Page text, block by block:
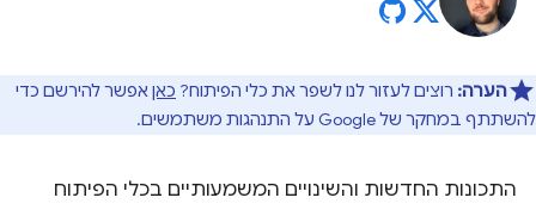
הערה: רוצים לעזור לנו לשפר את כלי הפיתוח? כאןאפשר להירשם כדי
להשתתף במחקר של Google על התנהגות משתמשים.
התכונות החדשות והשינויים המשמעותיים בכלי הפיתוח